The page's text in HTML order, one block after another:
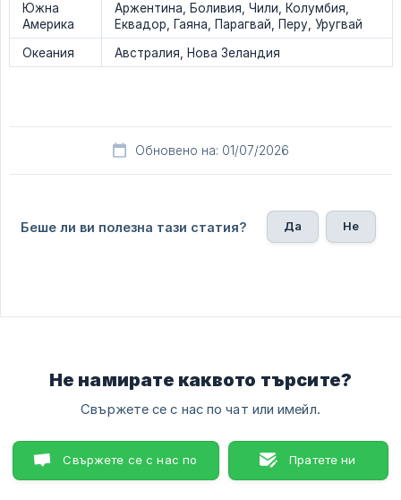
Южна
Америка
Аржентина, Боливия, Чили, Колумбия,
Еквадор, Гаяна, Парагвай, Перу, Уругвай
Океания
Австралия, Нова Зеландия
Обновено на: 01/07/2026
Беше ли ви полезна тази статия? Да Не
Не намирате каквото търсите?
Свържете се с нас по чат или имейл.
Свържете се с нас по Пратете ни